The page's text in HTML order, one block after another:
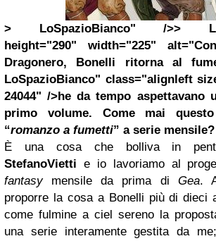
> LoSpazioBianco" />>
height="290" width="225"
Dragonero, Bonelli ritorna al
LoSpazioBianco" class="alignleft
24044" />he da tempo aspettavano
primo volume. Come mai
“romanzo a fumetti” a serie mensile?
È una cosa che bolliva in
StefanoVietti e io lavoriamo al
fantasymensile da prima di Gea.
proporre la cosa a Bonelli più di dieci
come fulmine a ciel sereno la
una serie interamente gestita da